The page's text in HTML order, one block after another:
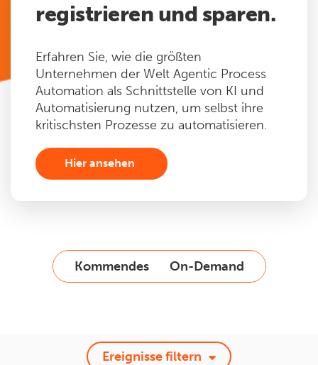
registrieren und sparen.
Erfahren Sie, wie die größten
Unternehmen der Welt Agentic Process
Automation als Schnittstelle von KI und
Automatisierung nutzen, um selbst ihre
kritischsten Prozesse zu automatisieren.
Hier ansehen
Kommendes On-Demand
Ereignisse filtern